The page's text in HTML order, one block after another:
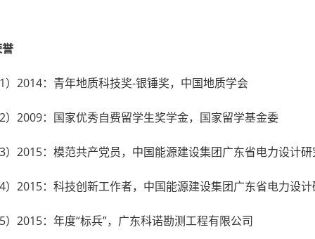
1）2014：青年地质科技奖-银锤奖，中国地质学会
2）2009：国家优秀自费留学生奖学金，国家留学基金委
3）2015：模范共产党员，中国能源建设集团广东省电力设计
4）2015：科技创新工作者，中国能源建设集团广东省电力设
5）2015：年度“标兵”，广东科诺勘测工程有限公司